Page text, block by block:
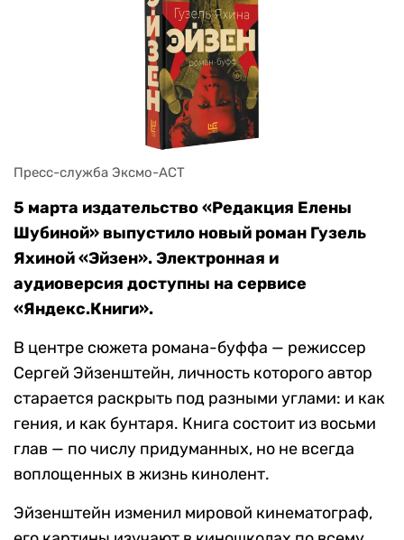
Пресс-служба Эксмо-АСТ
5 марта издательство «Редакция Елены
Шубиной» выпустило новый роман Гузель
Яхиной «Эйзен». Электронная и
аудиоверсия доступны на сервисе
«Яндекс.Книги».
В центре сюжета романа-буффа — режиссер
Сергей Эйзенштейн, личность которого автор
старается раскрыть под разными углами: и как
гения, и как бунтаря. Книга состоит из восьми
глав — по числу придуманных, но не всегда
воплощенных в жизнь кинолент.
Эйзенштейн изменил мировой кинематограф,